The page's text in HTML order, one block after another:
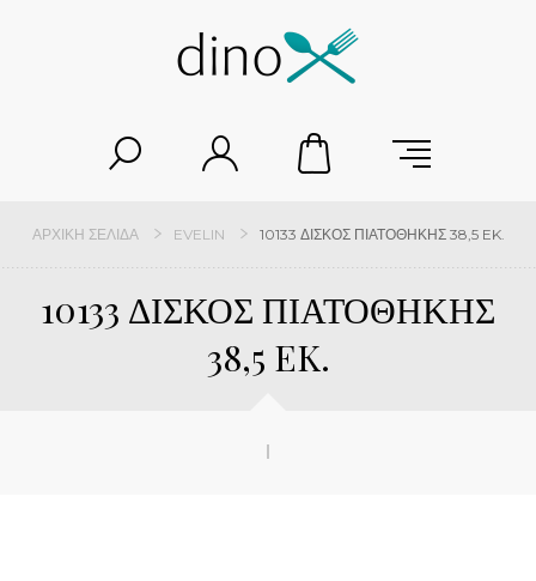
ΑΡΧΙΚΉ ΣΕΛΊΔΑ EVELIN 10133 ΔΙΣΚΟΣ ΠΙΑΤΟΘΗΚΗΣ 38,5 EK.
10133 ΔΙΣΚΟΣ ΠΙΑΤΟΘΗΚΗΣ
38,5 EK.